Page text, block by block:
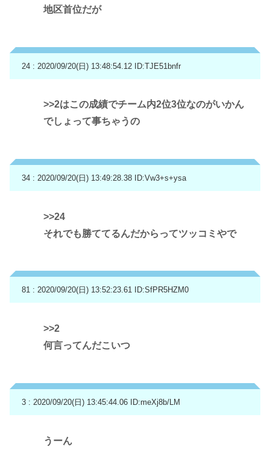
地区首位だが
24 : 2020/09/20(日) 13:48:54.12 ID:TJE51bnfr
>>2はこの成績でチーム内2位3位なのがいかん
でしょって事ちゃうの
34 : 2020/09/20(日) 13:49:28.38 ID:Vw3+s+ysa
>>24
それでも勝ててるんだからってツッコミやで
81 : 2020/09/20(日) 13:52:23.61 ID:SfPR5HZM0
>>2
何言ってんだこいつ
3 : 2020/09/20(日) 13:45:44.06 ID:meXj8b/LM
うーん